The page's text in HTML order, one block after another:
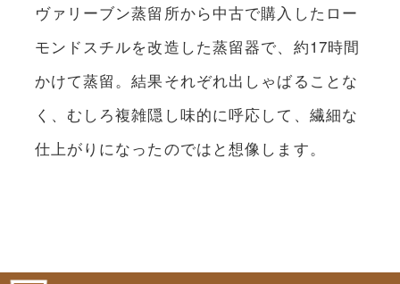
ヴァリーブン蒸留所から中古で購入したロー
モンドスチルを改造した蒸留器で、約17時間
かけて蒸留。結果それぞれ出しゃばることな
く、むしろ複雑隠し味的に呼応して、繊細な
仕上がりになったのではと想像します。